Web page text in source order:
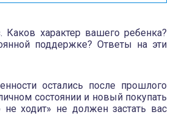
характер вашего ребенка?
поддержке? Ответы на эти
остались после прошлого
состоянии и новый покупать
ходит» не должен застать вас